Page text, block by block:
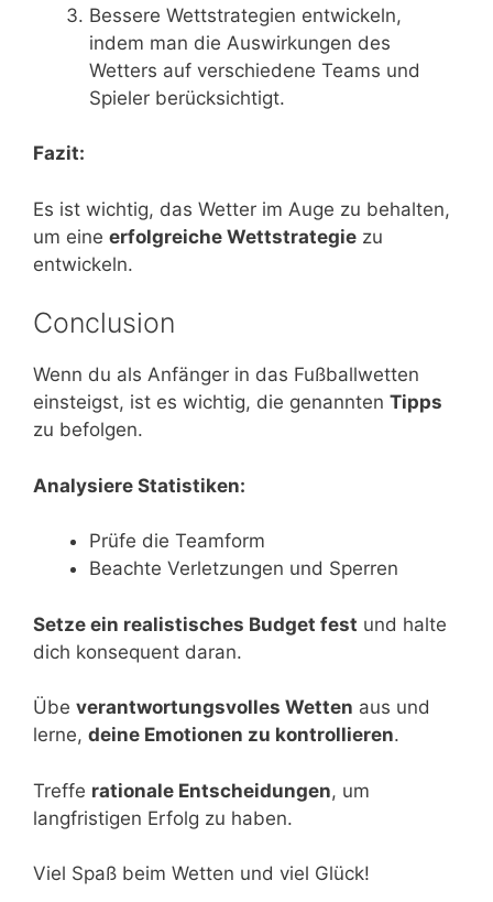
Bessere Wettstrategien entwickeln,
indem man die Auswirkungen des
Wetters auf verschiedene Teams und
Spieler berücksichtigt.
Fazit:
Es ist wichtig, das Wetter im Auge zu behalten,
um eine erfolgreiche Wettstrategie zu
entwickeln.
Conclusion
Wenn du als Anfänger in das Fußballwetten
einsteigst, ist es wichtig, die genannten Tipps
zu befolgen.
Analysiere Statistiken:
Prüfe die Teamform
Beachte Verletzungen und Sperren
Setze ein realistisches Budget fest und halte
dich konsequent daran.
Übe verantwortungsvolles Wetten aus und
lerne, deine Emotionen zu kontrollieren.
Treffe rationale Entscheidungen, um
langfristigen Erfolg zu haben.
Viel Spaß beim Wetten und viel Glück!